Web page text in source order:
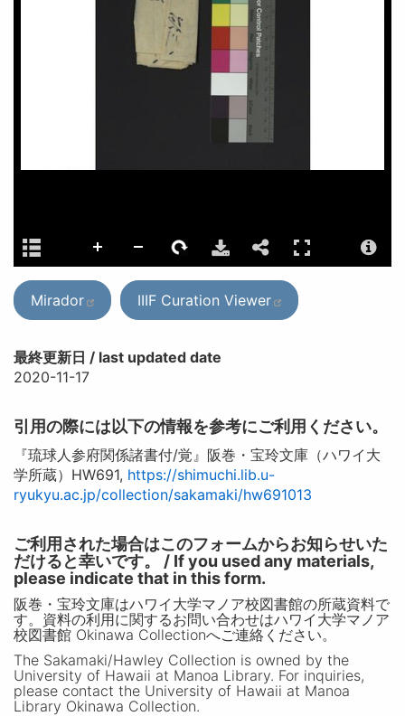
Mirador IIIF Curation Viewer
最終更新日 / last updated date
2020-11-17
引用の際には以下の情報を参考にご利用ください。
『琉球人参府関係諸書付/覚』阪巻・宝玲文庫（ハワイ大
学所蔵）HW691, https://shimuchi.lib.u-
ryukyu.ac.jp/collection/sakamaki/hw691013
ご利用された場合はこのフォームからお知らせいた
だけると幸いです。 / If you used any materials,
please indicate that in this form.
阪巻・宝玲文庫はハワイ大学マノア校図書館の所蔵資料で
す。資料の利用に関するお問い合わせはハワイ大学マノア
校図書館 Okinawa Collectionへご連絡ください。
The Sakamaki/Hawley Collection is owned by the
University of Hawaii at Manoa Library. For inquiries,
please contact the University of Hawaii at Manoa
Library Okinawa Collection.